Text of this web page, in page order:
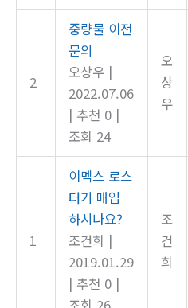
2
중량물 이전
문의
오상우 |
2022.07.06
| 추천 0 |
조회 24
오
상
우
1
이멕스 로스
터기 매입
하시나요?
조건희 |
2019.01.29
| 추천 0 |
조
건
희